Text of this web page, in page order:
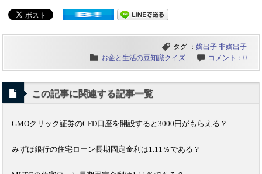
タグ ： 嫡出子 非嫡出子
お金と生活の豆知識クイズ
コメント：0
この記事に関連する記事一覧
GMOクリック証券のCFD口座を開設すると3000円がもらえる？
みずほ銀行の住宅ローン長期固定金利は1.11％である？